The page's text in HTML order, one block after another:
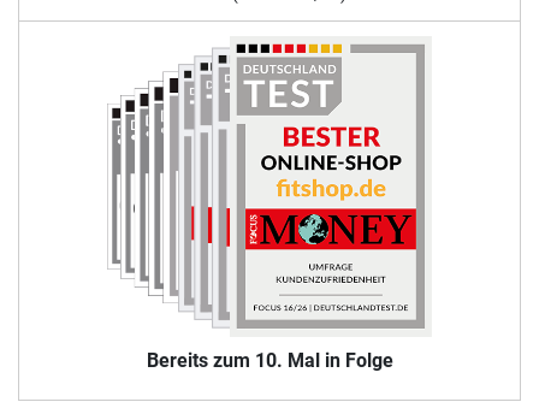
Bereits zum 10. Mal in Folge